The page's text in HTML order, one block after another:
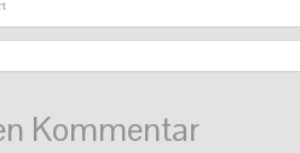
Kommentar